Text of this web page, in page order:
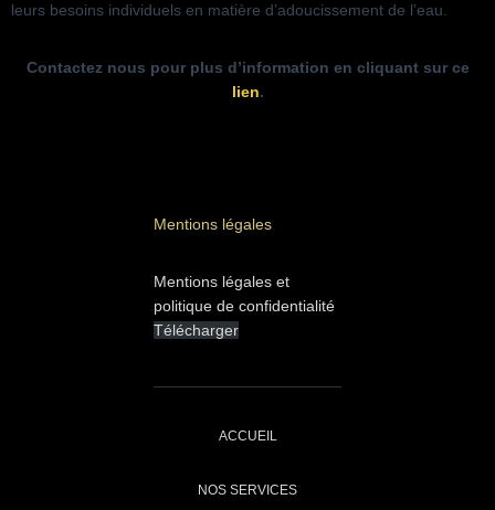
leurs besoins individuels en matière d’adoucissement de l’eau.
Contactez nous pour plus d’information en cliquant sur ce
lien.
Mentions légales
Mentions légales et
politique de confidentialité
Télécharger
ACCUEIL
NOS SERVICES